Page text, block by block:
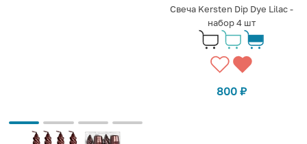
Свеча Kersten Dip Dye Lilac -
набор 4 шт
800 ₽